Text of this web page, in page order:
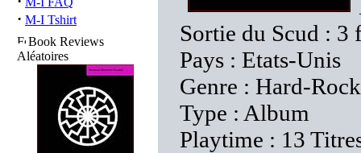
· M-I Tshirt
Book Reviews
Aléatoires
Sortie du Scud : 3
Pays : Etats-Unis
Genre : Hard-Rock
Type : Album
Playtime : 13